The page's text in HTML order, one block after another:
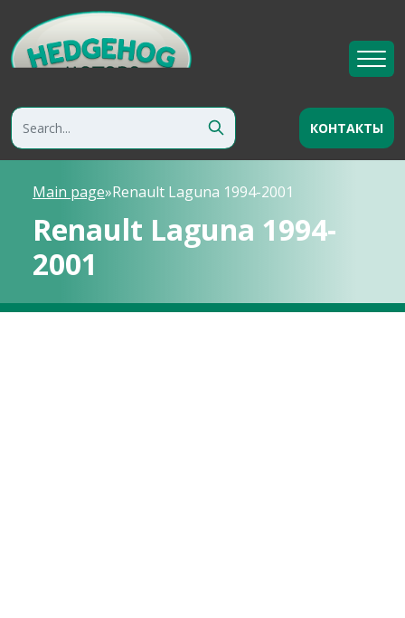
КОНТАКТЫ
Main page»Renault Laguna 1994-2001
Renault Laguna 1994-
2001